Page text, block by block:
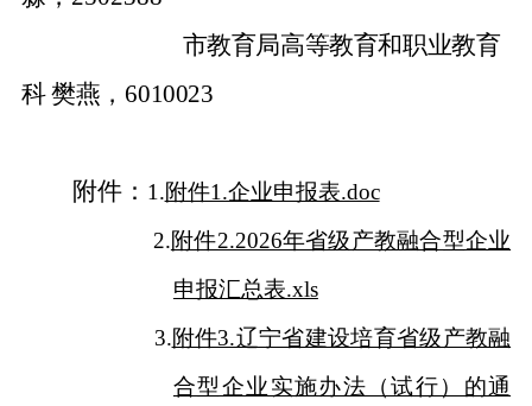
市教育局高等教育和职业教育
科樊燕 ， 6010023
附件： 1.附件1.企业申报表.doc
2.附件2.2026年省级产教融合型企业
申报汇总表.xls
3.附件3.辽宁省建设培育省级产教融
合型企业实施办法（试行）的通